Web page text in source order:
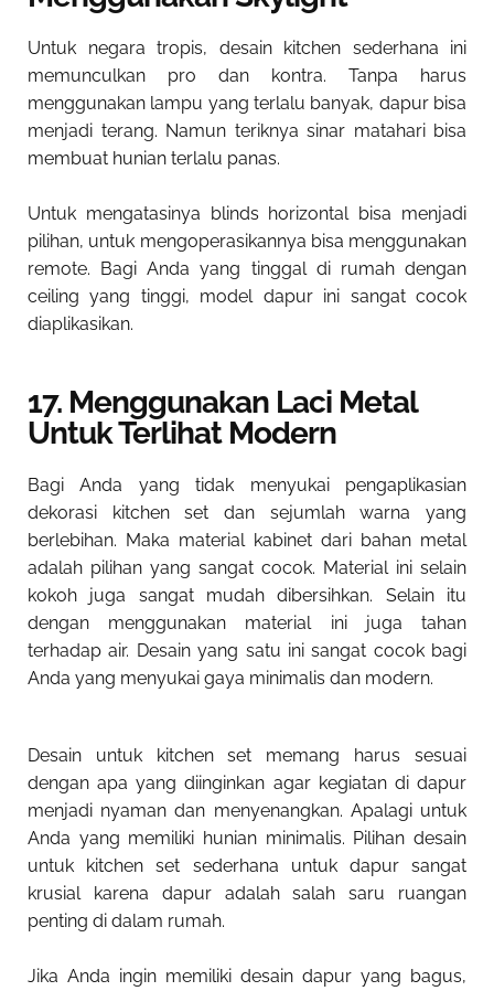
Untuk negara tropis, desain kitchen sederhana ini
memunculkan pro dan kontra. Tanpa harus
menggunakan lampu yang terlalu banyak, dapur bisa
menjadi terang. Namun teriknya sinar matahari bisa
membuat hunian terlalu panas.
Untuk mengatasinya blinds horizontal bisa menjadi
pilihan, untuk mengoperasikannya bisa menggunakan
remote. Bagi Anda yang tinggal di rumah dengan
ceiling yang tinggi, model dapur ini sangat cocok
diaplikasikan.
17. Menggunakan Laci Metal
Untuk Terlihat Modern
Bagi Anda yang tidak menyukai pengaplikasian
dekorasi kitchen set dan sejumlah warna yang
berlebihan. Maka material kabinet dari bahan metal
adalah pilihan yang sangat cocok. Material ini selain
kokoh juga sangat mudah dibersihkan. Selain itu
dengan menggunakan material ini juga tahan
terhadap air. Desain yang satu ini sangat cocok bagi
Anda yang menyukai gaya minimalis dan modern.
Desain untuk kitchen set memang harus sesuai
dengan apa yang diinginkan agar kegiatan di dapur
menjadi nyaman dan menyenangkan. Apalagi untuk
Anda yang memiliki hunian minimalis. Pilihan desain
untuk kitchen set sederhana untuk dapur sangat
krusial karena dapur adalah salah saru ruangan
penting di dalam rumah.
Jika Anda ingin memiliki desain dapur yang bagus,